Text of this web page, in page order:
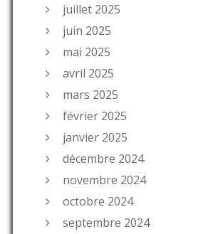
juillet 2025
juin 2025
mai 2025
avril 2025
mars 2025
février 2025
janvier 2025
décembre 2024
novembre 2024
octobre 2024
septembre 2024